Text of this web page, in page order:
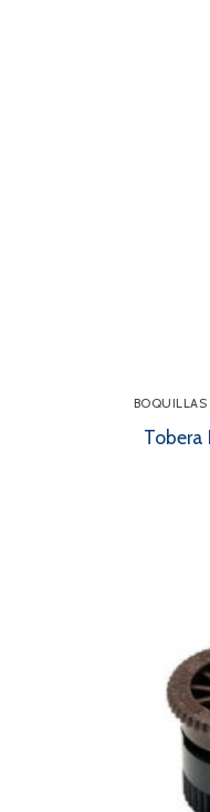
BOQUILLAS
Tobera